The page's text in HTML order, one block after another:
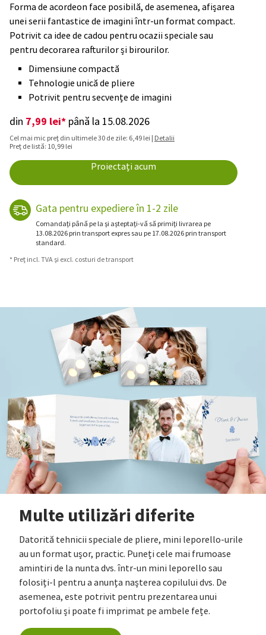
Forma de acordeon face posibilă, de asemenea, afișarea
unei serii fantastice de imagini într-un format compact.
Potrivit ca idee de cadou pentru ocazii speciale sau
pentru decorarea rafturilor și birourilor.
Dimensiune compactă
Tehnologie unică de pliere
Potrivit pentru secvențe de imagini
din 7,99 lei* până la 15.08.2026
Cel mai mic preț din ultimele 30 de zile: 6,49 lei | Detalii
Preț de listă: 10,99 lei
Proiectați acum
Gata pentru expediere în 1-2 zile
Comandați până pe la și așteptați-vă să primiți livrarea pe
13.08.2026 prin transport expres sau pe 17.08.2026 prin transport
standard.
* Preț incl. TVA și excl. costuri de transport
Multe utilizări diferite
Datorită tehnicii speciale de pliere, mini leporello-urile
au un format ușor, practic. Puneți cele mai frumoase
amintiri de la nunta dvs. într-un mini leporello sau
folosiți-l pentru a anunța nașterea copilului dvs. De
asemenea, este potrivit pentru prezentarea unui
portofoliu și poate fi imprimat pe ambele fețe.